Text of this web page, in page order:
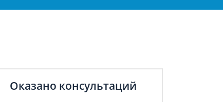
Оказано консультаций